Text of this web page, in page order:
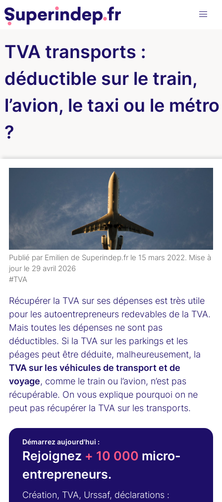
TVA transports :
déductible sur le train,
l’avion, le taxi ou le métro
?
Publié par Emilien de Superindep.fr le 15 mars 2022. Mise à
jour le 29 avril 2026
#TVA
Récupérer la TVA sur ses dépenses est très utile
pour les autoentrepreneurs redevables de la TVA.
Mais toutes les dépenses ne sont pas
déductibles. Si la TVA sur les parkings et les
péages peut être déduite, malheureusement, la
TVA sur les véhicules de transport et de
voyage, comme le train ou l’avion, n’est pas
récupérable. On vous explique pourquoi on ne
peut pas récupérer la TVA sur les transports.
Démarrez aujourd'hui :
Rejoignez + 10 000 micro-
entrepreneurs.
Création, TVA, Urssaf, déclarations :